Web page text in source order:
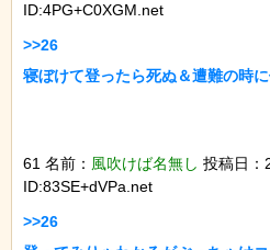
ID:4PG+C0XGM.net
>>26
寝ぼけて登ったら死ぬ＆遭難の時に
61 名前： 風吹けば名無し 投稿日：
ID:83SE+dVPa.net
>>26